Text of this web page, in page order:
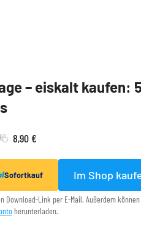
– eiskalt kaufen:
8,90 €
Sofortkauf Im Shop
Download-Link per E-Mail. Außerdem
herunterladen.